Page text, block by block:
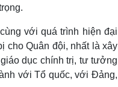
với quá trình hiện đại
cho Quân đội, nhất là xây
dục chính trị, tư tưởng
với Tổ quốc, với Đảng,